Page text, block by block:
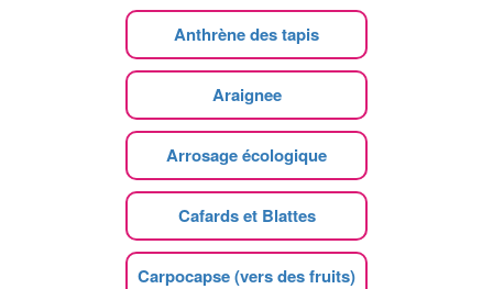
Anthrène des tapis
Araignee
Arrosage écologique
Cafards et Blattes
Carpocapse (vers des fruits)